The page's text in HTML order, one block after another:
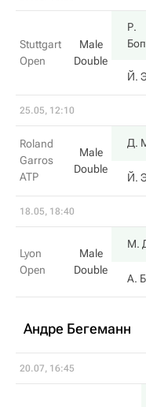
Stuttgart
Open
Male
Double
Р.
Й.
25.05, 12:10
Roland
Garros
ATP
Male
Double
Д.
Й.
18.05, 18:40
Lyon
Open
Male
Double
М.
А.
Андре Бегеманн
20.07, 16:45